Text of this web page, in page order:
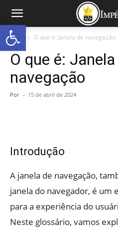
Início O que é: Janela de navegação
O que é:
navegação
Por - 15 de abril de 2024
Introdução
A janela de navegação,
janela do navegador, é
para a experiência do
Neste glossário, vamos
Abrir a barra de ferramentas